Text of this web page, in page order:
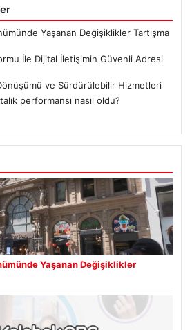
Yaşanan Değişiklikler Tartışma
İle Dijital İletişimin Güvenli Adresi
ve Sürdürülebilir Hizmetleri
performansı nasıl oldu?
Yaşanan Değişiklikler